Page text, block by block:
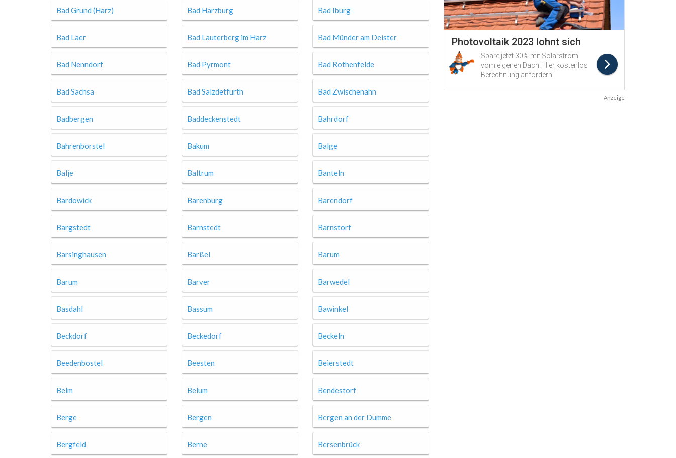
Bad Grund (Harz) Bad Harzburg Bad Iburg
Bad Laer Bad Lauterberg im Harz Bad Münder am Deister
Bad Nenndorf Bad Pyrmont Bad Rothenfelde
Bad Sachsa Bad Salzdetfurth Bad Zwischenahn
Badbergen Baddeckenstedt Bahrdorf
Bahrenborstel Bakum Balge
Balje Baltrum Banteln
Bardowick Barenburg Barendorf
Bargstedt Barnstedt Barnstorf
Barsinghausen Barßel Barum
Barum Barver Barwedel
Basdahl Bassum Bawinkel
Beckdorf Beckedorf Beckeln
Beedenbostel Beesten Beierstedt
Belm Belum Bendestorf
Berge Bergen Bergen an der Dumme
Bergfeld Berne Bersenbrück
Anzeige